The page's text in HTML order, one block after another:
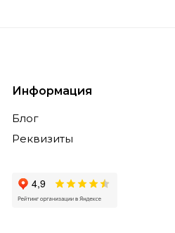
Информация
Блог
Реквизиты